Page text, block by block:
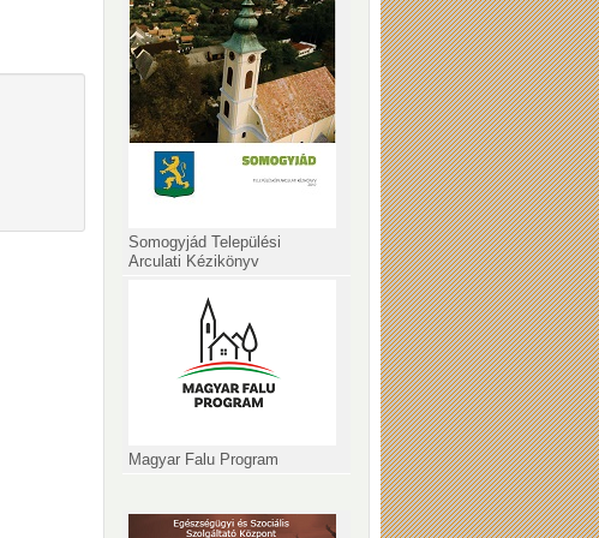
Somogyjád Települési
Arculati Kézikönyv
Magyar Falu Program